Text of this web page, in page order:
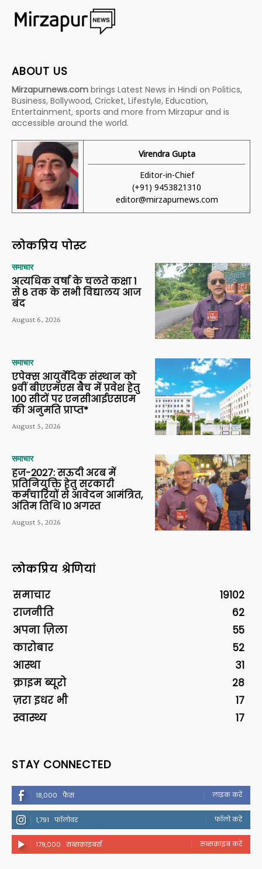
ABOUT US
Mirzapurnews.com brings Latest News in Hindi on Politics,
Business, Bollywood, Cricket, Lifestyle, Education,
Entertainment, sports and more from Mirzapur and is
accessible around the world.
Virendra Gupta
Editor-in-Chief
(+91) 9453821310
editor@mirzapurnews.com
लोकप्रिय पोस्ट
समाचार
अत्यधिक वर्षा के चलते कक्षा 1
से 8 तक के सभी विद्यालय आज
बंद
August 6, 2026
समाचार
एपेक्स आयुर्वेदिक संस्थान को
9वीं बीएएमएस बैच में प्रवेश हेतु
100 सीटों पर एनसीआईएसएम
की अनुमति प्राप्त*
August 5, 2026
समाचार
हज-2027: सऊदी अरब में
प्रतिनियुक्ति हेतु सरकारी
कर्मचारियों से आवेदन आमंत्रित,
अंतिम तिथि 10 अगस्त
August 5, 2026
लोकप्रिय श्रेणियां
समाचार
19102
राजनीति
62
अपना ज़िला
55
कारोबार
52
आस्था
31
क्राइम ब्यूरो
28
ज़रा इधर भी
17
स्वास्थ्य
17
STAY CONNECTED
18,000 फैंस लाइक करें
1,791 फॉलोवर फॉलो करें
179,000 सब्सक्राइबर्स सब्सक्राइब करें